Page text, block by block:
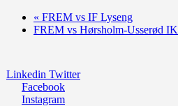
« FREM vs IF Lyseng
FREM vs Hørsholm-Usserød IK
Linkedin Twitter
Facebook
Instagram